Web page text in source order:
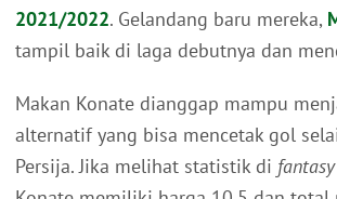
2021/2022. Gelandang baru mereka,
tampil baik di laga debutnya dan
Makan Konate dianggap mampu
alternatif yang bisa mencetak gol
Persija. Jika melihat statistik di